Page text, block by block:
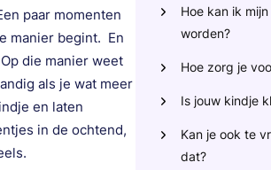
paar momenten
manier begint. En
die manier weet
als je wat meer
en laten
in de ochtend,
Hoe kan ik
worden?
Hoe zorg je
Is jouw kindje
Kan je ook te
dat?